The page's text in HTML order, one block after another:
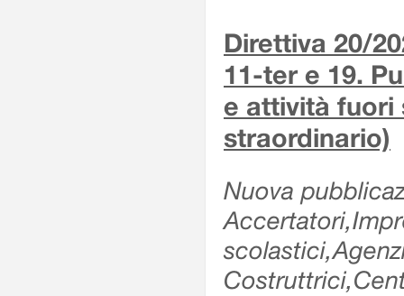
Direttiva 20/
11-ter e 19.
e attività fuori
straordinario)
Nuova